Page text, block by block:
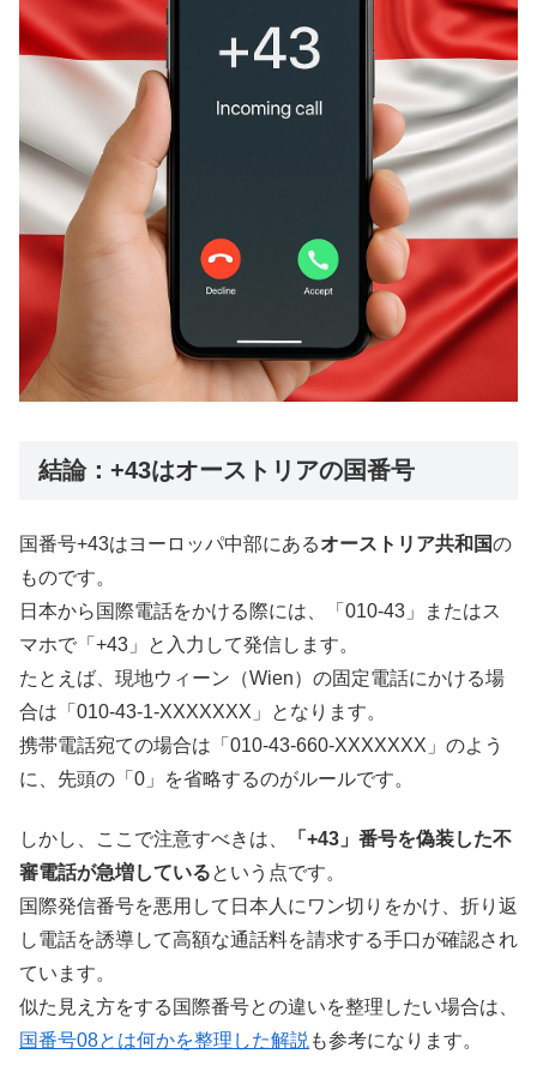
結論：+43はオーストリアの国番号
国番号+43はヨーロッパ中部にあるオーストリア共和国の
ものです。
日本から国際電話をかける際には、「010-43」またはス
マホで「+43」と入力して発信します。
たとえば、現地ウィーン（Wien）の固定電話にかける場
合は「010-43-1-XXXXXXX」となります。
携帯電話宛ての場合は「010-43-660-XXXXXXX」のよう
に、先頭の「0」を省略するのがルールです。
しかし、ここで注意すべきは、
「+43」番号を偽装した不
審電話が急増しているという点です。
国際発信番号を悪用して日本人にワン切りをかけ、折り返
し電話を誘導して高額な通話料を請求する手口が確認され
ています。
似た見え方をする国際番号との違いを整理したい場合は、
国番号08とは何かを整理した解説 も参考になります。